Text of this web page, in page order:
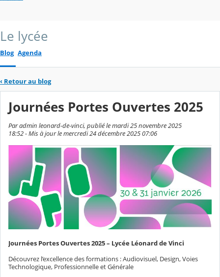
Le lycée
Blog Agenda
‹ Retour au blog
Journées Portes Ouvertes 2025
Par admin leonard-de-vinci, publié le mardi 25 novembre 2025
18:52 - Mis à jour le mercredi 24 décembre 2025 07:06
Journées Portes Ouvertes 2025 – Lycée Léonard de Vinci
Découvrez l’excellence des formations : Audiovisuel, Design, Voies
Technologique, Professionnelle et Générale